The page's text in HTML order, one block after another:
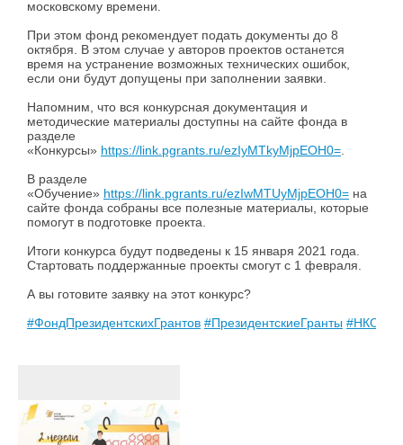
московскому времени.
При этом фонд рекомендует подать документы до 8
октября. В этом случае у авторов проектов останется
время на устранение возможных технических ошибок,
если они будут допущены при заполнении заявки.
Напомним, что вся конкурсная документация и
методические материалы доступны на сайте фонда в
разделе
«Конкурсы» https://link.pgrants.ru/ezIyMTkyMjpEOH0=
В разделе
«Обучение» https://link.pgrants.ru/ezIwMTUyMjpEOH0= на
сайте фонда собраны все полезные материалы, которые
помогут в подготовке проекта.
Итоги конкурса будут подведены к 15 января 2021 года.
Стартовать поддержанные проекты смогут с 1 февраля.
А вы готовите заявку на этот конкурс?
#ФондПрезидентскихГрантов #ПрезидентскиеГранты #НКО